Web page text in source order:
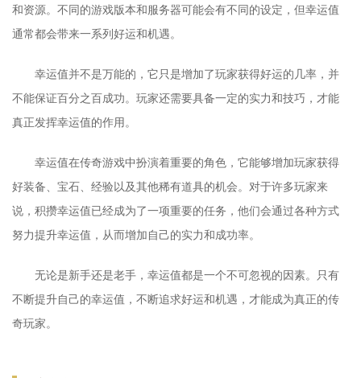
和资源。不同的游戏版本和服务器可能会有不同的设定，但幸运值
通常都会带来一系列好运和机遇。
幸运值并不是万能的，它只是增加了玩家获得好运的几率，并
不能保证百分之百成功。玩家还需要具备一定的实力和技巧，才能
真正发挥幸运值的作用。
幸运值在传奇游戏中扮演着重要的角色，它能够增加玩家获得
好装备、宝石、经验以及其他稀有道具的机会。对于许多玩家来
说，积攒幸运值已经成为了一项重要的任务，他们会通过各种方式
努力提升幸运值，从而增加自己的实力和成功率。
无论是新手还是老手，幸运值都是一个不可忽视的因素。只有
不断提升自己的幸运值，不断追求好运和机遇，才能成为真正的传
奇玩家。